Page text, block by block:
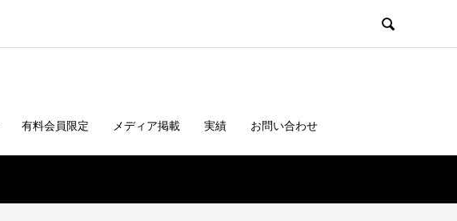

有料会員限定 メディア掲載 実績 お問い合わせ